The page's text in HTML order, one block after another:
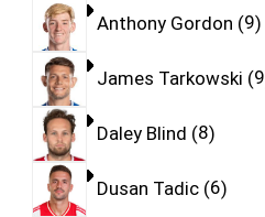
Anthony Gordon 9
James Tarkowski 9
Daley Blind 8
Dusan Tadic 6